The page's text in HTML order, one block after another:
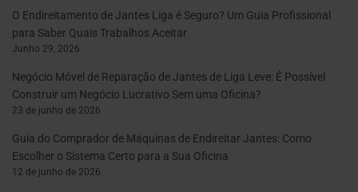
O Endireitamento de Jantes Liga é Seguro? Um Guia Profissional
para Saber Quais Trabalhos Aceitar
Junho 29, 2026
Negócio Móvel de Reparação de Jantes de Liga Leve: É Possível
Construir um Negócio Lucrativo Sem uma Oficina?
23 de junho de 2026
Guia do Comprador de Máquinas de Endireitar Jantes: Como
Escolher o Sistema Certo para a Sua Oficina
12 de junho de 2026